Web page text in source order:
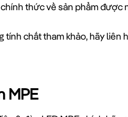
thức về sản phẩm được
tính chất tham khảo, hãy liên
MPE